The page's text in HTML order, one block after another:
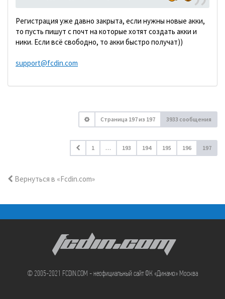
Регистрация уже давно закрыта, если нужны новые акки,
то пусть пишут с почт на которые хотят создать акки и
ники. Если всё свободно, то акки быстро получат))
support@fcdin.com
Страница 197из 197 3933 сообщения
1 … 193 194 195 196 197
Вернуться в «Fcdin.com»
FCDIN.COM
© 2005-2021 FCDIN.COM - неофициальный сайт ФК «Динамо» Москва